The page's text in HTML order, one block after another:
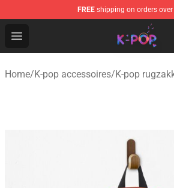
FREE shipping on orders
Open menu
K-pop Store - Official K-pop
Home/K-pop accessoires/K-pop